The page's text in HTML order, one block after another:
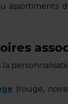
la
(rouge,